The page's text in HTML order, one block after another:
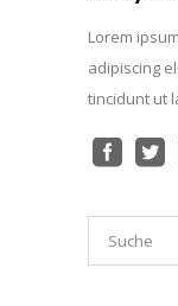
Lorem
adipiscing
tincidunt ut